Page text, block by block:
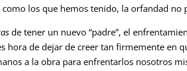
como los que hemos tenido, la orfandad no
de tener un nuevo “padre”, el
hora de dejar de creer tan firmemente en
a la obra para enfrentarlos nosotros